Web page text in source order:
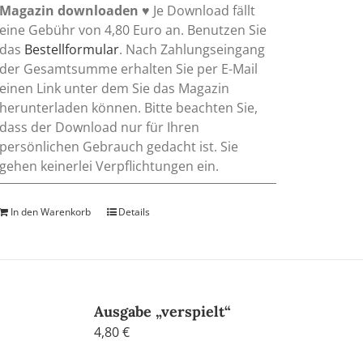
Magazin downloaden ♥ Je Download fällt
eine Gebühr von 4,80 Euro an. Benutzen Sie
das Bestellformular. Nach Zahlungseingang
der Gesamtsumme erhalten Sie per E-Mail
einen Link unter dem Sie das Magazin
herunterladen können. Bitte beachten Sie,
dass der Download nur für Ihren
persönlichen Gebrauch gedacht ist. Sie
gehen keinerlei Verpflichtungen ein.
In den Warenkorb Details
Ausgabe „verspielt“
4,80€